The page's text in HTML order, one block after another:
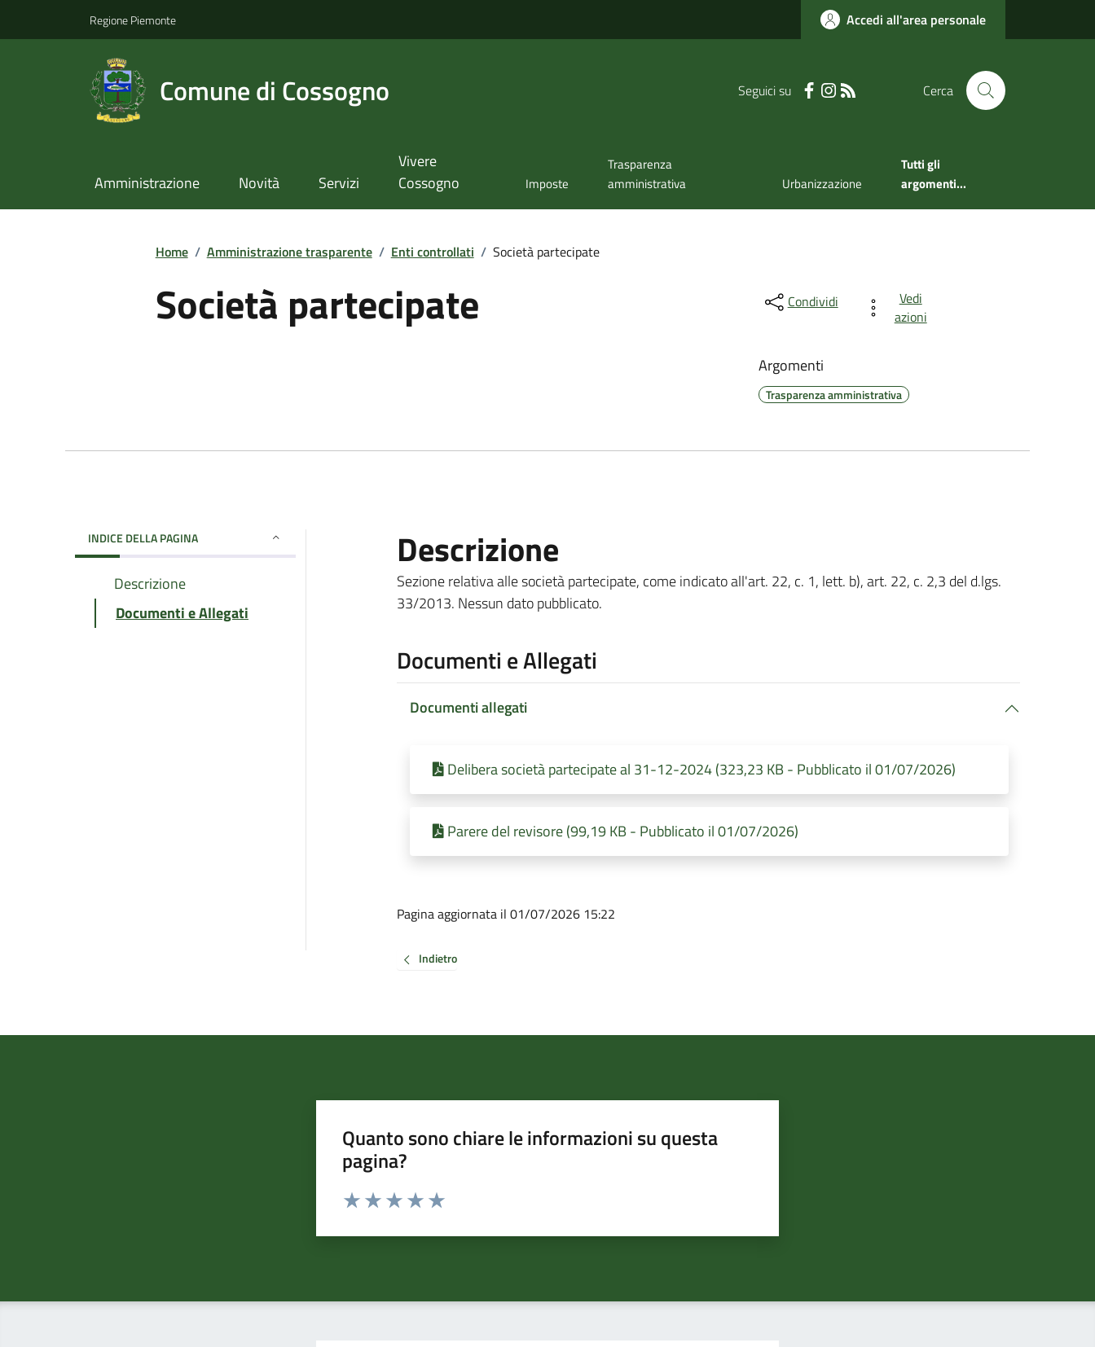
Regione Piemonte Accedi all'area personale
Comune di Cossogno Seguici su Cerca
Amministrazione Novità Servizi
Vivere
Cossogno
Imposte
Trasparenza
amministrativa
Urbanizzazione
Tutti gli
argomenti...
Home / Amministrazione trasparente / Enti controllati / Società partecipate
Società partecipate Condividi
Vedi
azioni
Argomenti
Trasparenza amministrativa
INDICE DELLA PAGINA
Descrizione
Documenti e Allegati
Descrizione
Sezione relativa alle società partecipate, come indicato all'art. 22, c. 1, lett. b), art. 22, c. 2,3 del d.lgs.
33/2013. Nessun dato pubblicato.
Documenti e Allegati
Documenti allegati
Delibera società partecipate al 31-12-2024 (323,23 KB - Pubblicato il 01/07/2026)
Parere del revisore (99,19 KB - Pubblicato il 01/07/2026)
Pagina aggiornata il 01/07/2026 15:22
Indietro
Quanto sono chiare le informazioni su questa
pagina?
Valuta da 1 a 5 stelle la pagina